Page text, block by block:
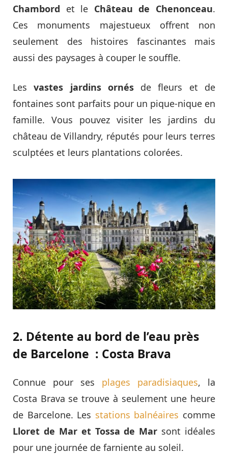
Chambord et le Château de Chenonceau.
Ces monuments majestueux offrent non
seulement des histoires fascinantes mais
aussi des paysages à couper le souffle.
Lesvastes jardins ornésde fleurs et de
fontaines sont parfaits pour un pique-nique en
famille. Vous pouvez visiter les jardins du
château de Villandry, réputés pour leurs terres
sculptées et leurs plantations colorées.
2. Détente au bord de l’eau près
de Barcelone : Costa Brava
Connue pour ses plages paradisiaques, la
Costa Brava se trouve à seulement une heure
de Barcelone. Les stations balnéaires comme
Lloret de Mar et Tossa de Mar sont idéales
pour une journée de farniente au soleil.